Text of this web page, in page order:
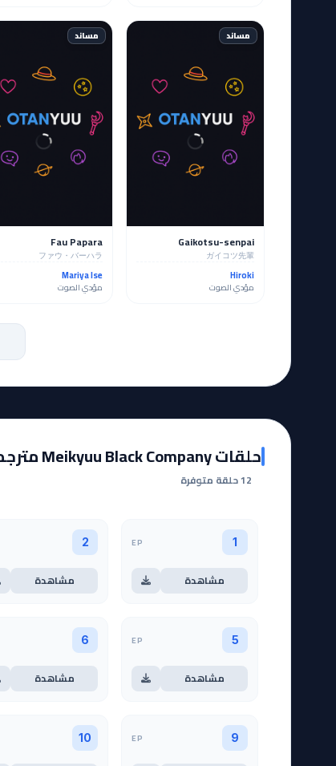
مساند
Gaikotsu-senpai
ガイコツ先輩
Hiroki
مؤدي الصوت
مساند
Fau Papara
ファウ・バーハラ
Mariya Ise
مؤدي الصوت
حلقات Meikyuu Black Company مترجمة
12 حلقة متوفرة
1
EP
مشاهدة
2
مشاهدة
5
EP
مشاهدة
6
مشاهدة
9
EP
10